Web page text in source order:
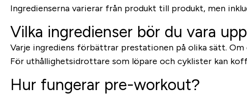
Ingredienserna varierar från produkt till produkt, men
Vilka ingredienser bör du vara
Varje ingrediens förbättrar prestationen på olika sätt.
För uthållighetsidrottare som löpare och cyklister kan
Hur fungerar pre-workout?